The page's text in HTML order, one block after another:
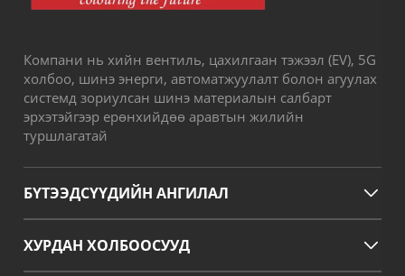
Компани нь хийн вентиль, цахилгаан тэжээл (EV), 5G
холбоо, шинэ энерги, автоматжуулалт болон агуулах
системд зориулсан шинэ материалын салбарт
эрхэтэйгээр ерөнхийдөө аравтын жилийн
туршлагатай
БҮТЭЭДСҮҮДИЙН АНГИЛАЛ
ХУРДАН ХОЛБООСУУД